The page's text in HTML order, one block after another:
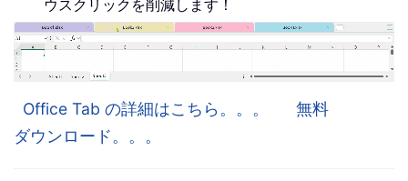
ウスクリックを削減します！
Office Tab の詳細はこちら。。。
無料
ダウンロード。。。